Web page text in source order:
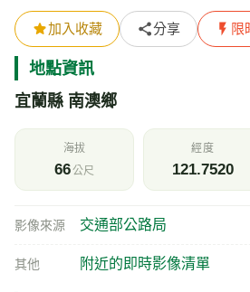
加入收藏 分享 限
地點資訊
宜蘭縣 南澳鄉
海拔
66公尺
經度
121.7520
影像來源 交通部公路局
其他 附近的即時影像清單